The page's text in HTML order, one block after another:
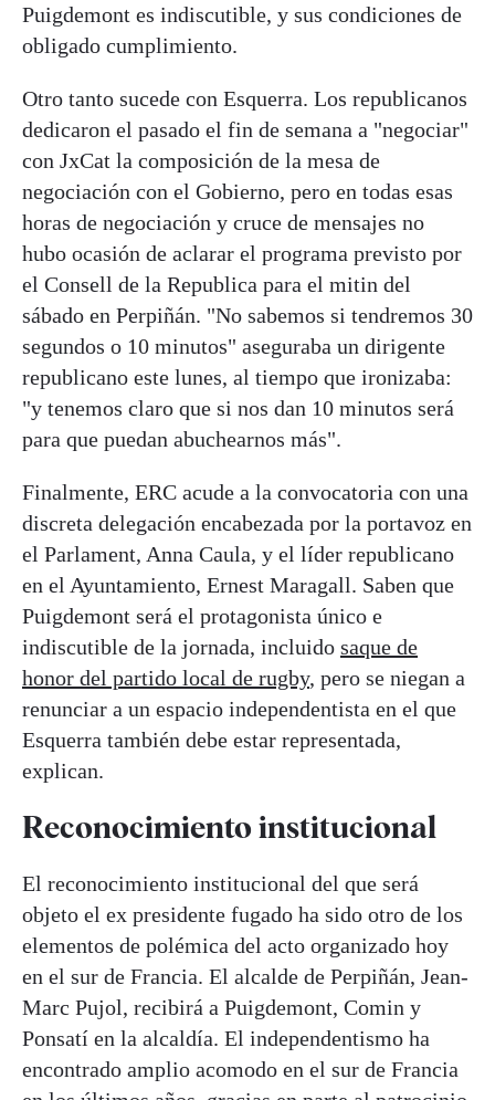
Puigdemont es indiscutible, y sus condiciones de
obligado cumplimiento.
Otro tanto sucede con Esquerra. Los republicanos
dedicaron el pasado el fin de semana a "negociar"
con JxCat la composición de la mesa de
negociación con el Gobierno, pero en todas esas
horas de negociación y cruce de mensajes no
hubo ocasión de aclarar el programa previsto por
el Consell de la Republica para el mitin del
sábado en Perpiñán. "No sabemos si tendremos 30
segundos o 10 minutos" aseguraba un dirigente
republicano este lunes, al tiempo que ironizaba:
"y tenemos claro que si nos dan 10 minutos será
para que puedan abuchearnos más".
Finalmente, ERC acude a la convocatoria con una
discreta delegación encabezada por la portavoz en
el Parlament, Anna Caula, y el líder republicano
en el Ayuntamiento, Ernest Maragall. Saben que
Puigdemont será el protagonista único e
indiscutible de la jornada, incluido saque de
honor del partido local de rugby, pero se niegan a
renunciar a un espacio independentista en el que
Esquerra también debe estar representada,
explican.
Reconocimiento institucional
El reconocimiento institucional del que será
objeto el ex presidente fugado ha sido otro de los
elementos de polémica del acto organizado hoy
en el sur de Francia. El alcalde de Perpiñán, Jean-
Marc Pujol, recibirá a Puigdemont, Comin y
Ponsatí en la alcaldía. El independentismo ha
encontrado amplio acomodo en el sur de Francia